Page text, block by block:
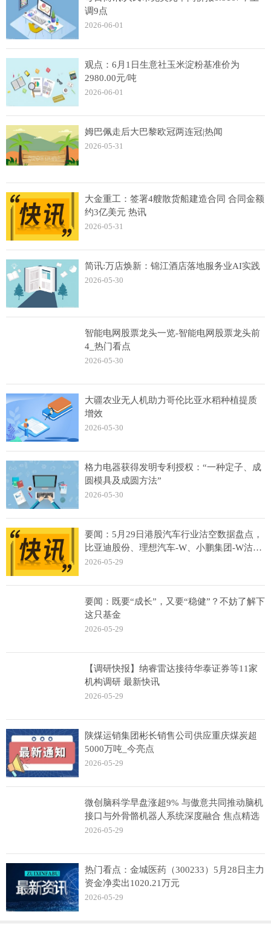
调9点
2026-06-01
观点：6月1日生意社玉米淀粉基准价为
2980.00元/吨
2026-06-01
姆巴佩走后大巴黎欧冠两连冠|热闻
2026-05-31
大金重工：签署4艘散货船建造合同 合同金额
约3亿美元 热讯
2026-05-31
简讯:万店焕新：锦江酒店落地服务业AI实践
2026-05-30
智能电网股票龙头一览-智能电网股票龙头前
4_热门看点
2026-05-30
大疆农业无人机助力哥伦比亚水稻种植提质
增效
2026-05-30
格力电器获得发明专利授权：“一种定子、成
圆模具及成圆方法”
2026-05-30
要闻：5月29日港股汽车行业沽空数据盘点，
比亚迪股份、理想汽车-W、小鹏集团-W沽空
金额位居行业前三
2026-05-29
要闻：既要“成长”，又要“稳健”？不妨了解下
这只基金
2026-05-29
【调研快报】纳睿雷达接待华泰证券等11家
机构调研 最新快讯
2026-05-29
陕煤运销集团彬长销售公司供应重庆煤炭超
5000万吨_今亮点
2026-05-29
微创脑科学早盘涨超9% 与傲意共同推动脑机
接口与外骨骼机器人系统深度融合 焦点精选
2026-05-29
热门看点：金城医药（300233）5月28日主力
资金净卖出1020.21万元
2026-05-29